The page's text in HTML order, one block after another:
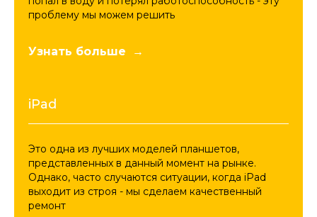
проблему мы можем решить
Узнать больше
iPad
Это одна из лучших моделей планшетов,
представленных в данный момент на рынке.
Однако, часто случаются ситуации, когда iPad
выходит из строя - мы сделаем качественный
ремонт